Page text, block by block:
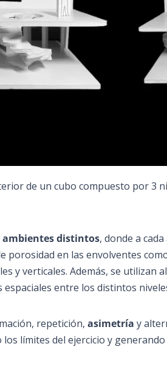
de un cubo compuesto por 3
ambientes distintos, donde a
porosidad en las envolventes
y verticales. Además, se utilizan
entre los distintos
repetición, asimetría y
límites del ejercicio y